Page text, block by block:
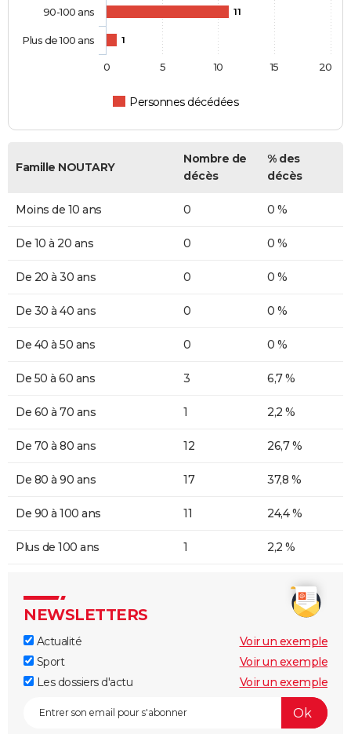
11
1
Personnes décédées
90-100 ans
Plus de 100 ans
0 5 10 15 20
Famille NOUTARY
Nombre de
décès
% des
décès
Moins de 10 ans 0 0 %
De 10 à 20 ans 0 0 %
De 20 à 30 ans 0 0 %
De 30 à 40 ans 0 0 %
De 40 à 50 ans 0 0 %
De 50 à 60 ans 3 6,7 %
De 60 à 70 ans 1 2,2 %
De 70 à 80 ans 12 26,7 %
De 80 à 90 ans 17 37,8 %
De 90 à 100 ans 11 24,4 %
Plus de 100 ans 1 2,2 %
NEWSLETTERS
Actualité
Voir un exemple
Sport
Voir un exemple
Les dossiers d'actu
Voir un exemple